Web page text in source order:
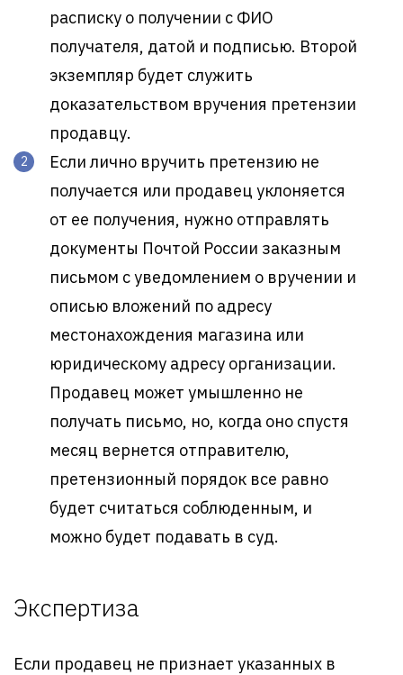
расписку о получении с ФИО
получателя, датой и подписью. Второй
экземпляр будет служить
доказательством вручения претензии
продавцу.
Если лично вручить претензию не
получается или продавец уклоняется
от ее получения, нужно отправлять
документы Почтой России заказным
письмом с уведомлением о вручении и
описью вложений по адресу
местонахождения магазина или
юридическому адресу организации.
Продавец может умышленно не
получать письмо, но, когда оно спустя
месяц вернется отправителю,
претензионный порядок все равно
будет считаться соблюденным, и
можно будет подавать в суд.
Экспертиза
Если продавец не признает указанных в